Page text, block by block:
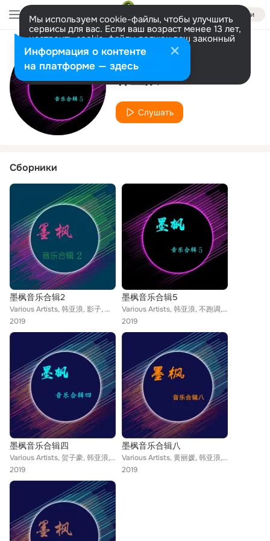
Войти
Мы используем cookie-файлы, чтобы улучшить
сервисы для вас. Если ваш возраст менее 13 лет,
настроить cookie-файлы должен ваш законный
представитель. Больше информации
Разрешить все Настроить
Исполнитель
韩亚浪
Слушать
Сборники
墨枫音乐合辑2
Various Artists, 韩亚浪, 影子, 情深, 偌小熙, 徐新军, 孙浩玲, 程卿, 徐佳, 丑若天仙, 左欣怡, 沈逸丹, 绝狼, 袁双洋, 雨霖枫, 林秋风, 西湖藕粉ofeng, 黑雄, 王健荣, 杨木华, 冷凡, 张芝明
2019
墨枫音乐合辑5
Various Artists, 韩亚浪, 不跑调, 崔凯琦, 符佐, 格调, 陈晓杰, 独琴者, 丑若天仙, 符佑, 镐天, 曹福, ACE李礼, 方小菲, 拥有, 鱿小鱼, 易丹丹, 不靠谱
2019
墨枫音乐合辑四
Various Artists, 贺子豪, 韩亚浪, 惠家悦, 崔凯琦, 符佐, 格调, 陈晓杰, 周伟霖, 丑若天仙, 符佑, 曹福, 镐天, 李礼, 方小菲, 拥有, 易丹丹
2019
墨枫音乐合辑八
Various Artists, 黄丽媛, 韩亚浪, 江都子, 拉珍, 黄静, 花小刀, 口水哥, 刘强, 伍六七, 雅砻儿歌团, 李牧羲, 巧克莉, 阳哥, 乐静平, 淡雅, 朱小二, 王健荣, 智掌歌神, 安迪
2019
Информация о контенте
на платформе — здесь